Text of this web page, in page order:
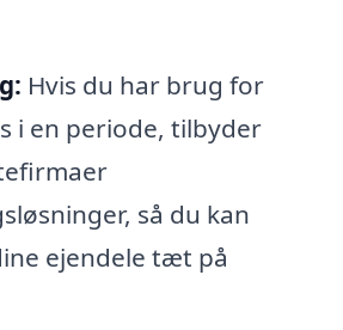
Hvis du har brug for
i en periode, tilbyder
så du kan
ejendele tæt på